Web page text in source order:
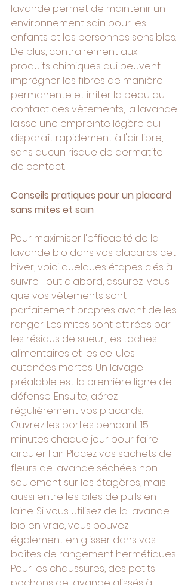
lavande permet de maintenir un
environnement sain pour les
enfants et les personnes sensibles.
De plus, contrairement aux
produits chimiques qui peuvent
imprégner les fibres de manière
permanente et irriter la peau au
contact des vêtements, la lavande
laisse une empreinte légère qui
disparaît rapidement à l'air libre,
sans aucun risque de dermatite
de contact.
Conseils pratiques pour un placard
sans mites et sain
Pour maximiser l'efficacité de la
lavande bio dans vos placards cet
hiver, voici quelques étapes clés à
suivre. Tout d'abord, assurez-vous
que vos vêtements sont
parfaitement propres avant de les
ranger. Les mites sont attirées par
les résidus de sueur, les taches
alimentaires et les cellules
cutanées mortes. Un lavage
préalable est la première ligne de
défense. Ensuite, aérez
régulièrement vos placards.
Ouvrez les portes pendant 15
minutes chaque jour pour faire
circuler l'air. Placez vos sachets de
fleurs de lavande séchées non
seulement sur les étagères, mais
aussi entre les piles de pulls en
laine. Si vous utilisez de la lavande
bio en vrac, vous pouvez
également en glisser dans vos
boîtes de rangement hermétiques.
Pour les chaussures, des petits